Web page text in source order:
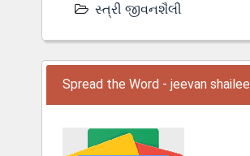
સ્ત્રી જીવનશૈલી
Spread the Word - jeevan shailee